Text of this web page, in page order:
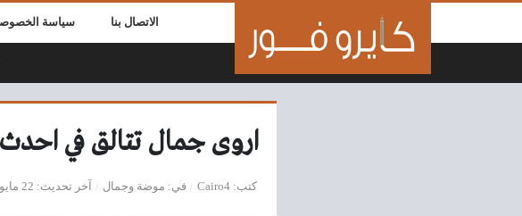
الاتصال بنا سياسة
اروى جمال تتالق في
كتب Cairo4 في موضة وجمال آخر تحديث 22 مايو 2022 - 3:29ص